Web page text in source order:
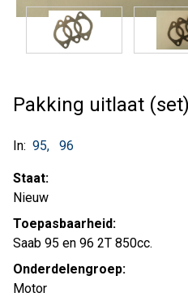
Pakking uitlaat
In: 95 96
Staat:
Nieuw
Toepasbaarheid:
Saab 95 en 96 2T 850cc.
Onderdelengroep:
Motor